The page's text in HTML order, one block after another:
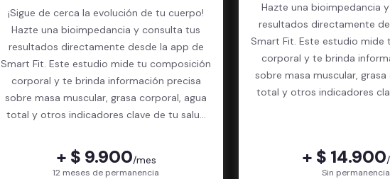
¡Sigue de cerca la evolución de tu cuerpo!
Hazte una bioimpedancia y consulta tus
resultados directamente desde la app de
Smart Fit. Este estudio mide tu composición
corporal y te brinda información precisa
sobre masa muscular, grasa corporal, agua
total y otros indicadores clave de tu salud
+ $ 9.900/mes
12 meses de permanencia
Hazte una bioimpedancia
resultados directamente
Smart Fit. Este estudio mide
corporal y te brinda
sobre masa muscular,
total y otros indicadores
+ $ 14.900
Sin permanencia